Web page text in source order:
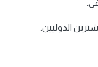
الدوليين.